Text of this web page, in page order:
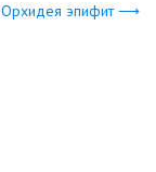
Орхидея эпифит ⟶